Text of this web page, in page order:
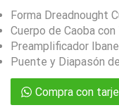
Forma Dreadnought
Cuerpo de Caoba
Preamplificador
Puente y Diapasón
Compra con